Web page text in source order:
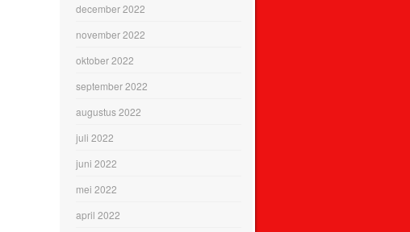
december 2022
november 2022
oktober 2022
september 2022
augustus 2022
juli 2022
juni 2022
mei 2022
april 2022